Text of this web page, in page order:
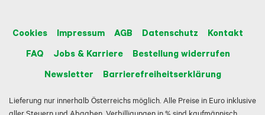
Cookies Impressum AGB Datenschutz
Kontakt
FAQ
Jobs & Karriere
Bestellung widerrufen
Newsletter
Barrierefreiheitserklärung
Lieferung nur innerhalb Österreichs möglich. Alle Preise in Euro inklusive
aller Steuern und Abgaben. Verbilligungen in % sind kaufmännisch